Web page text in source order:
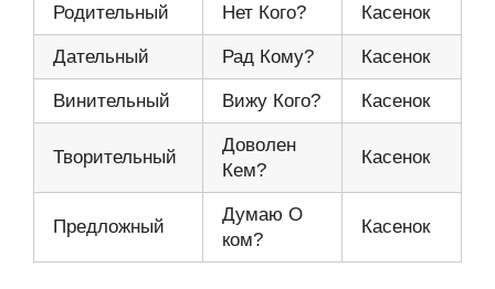
Родительный Нет Кого? Касенок
Дательный Рад Кому? Касенок
Винительный Вижу Кого? Касенок
Творительный
Доволен
Кем?
Касенок
Предложный
Думаю О
ком?
Касенок